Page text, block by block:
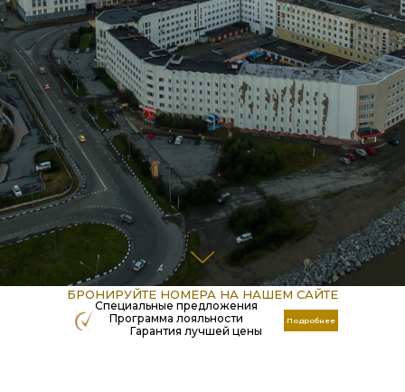
Подробнее
БРОНИРУЙТЕ НОМЕРА НА НАШЕМ САЙТЕ
Гарантия лучшей цены
Программа лояльности
Специальные предложения